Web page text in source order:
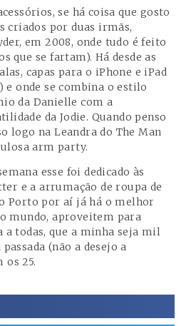
se há coisa que gosto
criados por duas irmãs,
em 2008, onde tudo é feito
que se fartam). Há desde as
capas para o iPhone e iPad
e onde se combina o estilo
da Danielle com a
da Jodie. Quando penso
logo na Leandra do The Man
arm party.
esse foi dedicado às
e a arrumação de roupa de
Porto por aí já há o melhor
mundo, aproveitem para
a todas, que a minha seja mil
(não a desejo a
os 25.